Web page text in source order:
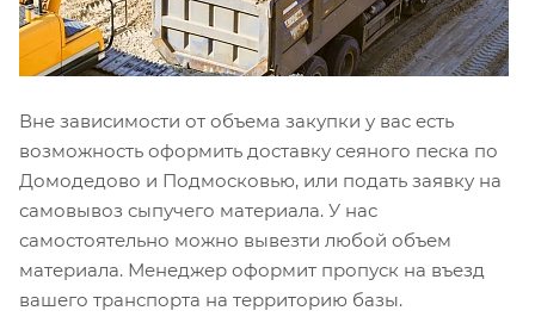
Вне зависимости от объема закупки у вас есть
возможность оформить доставку сеяного песка по
Домодедово и Подмосковью, или подать заявку на
самовывоз сыпучего материала. У нас
самостоятельно можно вывезти любой объем
материала. Менеджер оформит пропуск на въезд
вашего транспорта на территорию базы.